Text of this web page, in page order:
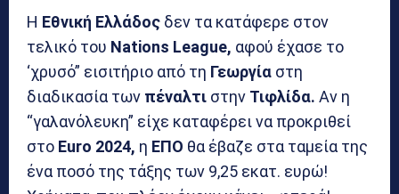
Η Εθνική Ελλάδος δεν τα κατάφερε στον
τελικό του Nations League, αφού έχασε το
‘χρυσό” εισιτήριο από τη Γεωργία στη
διαδικασία των πέναλτι στην Τιφλίδα. Αν η
“γαλανόλευκη” είχε καταφέρει να προκριθεί
στο Euro 2024, η ΕΠΟ θα έβαζε στα ταμεία της
ένα ποσό της τάξης των 9,25 εκατ. ευρώ!